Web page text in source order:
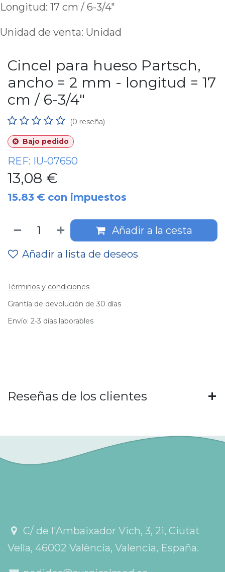
Longitud: 17 cm / 6-3/4"
Unidad de venta: Unidad
Cincel para hueso Partsch,
ancho = 2 mm - longitud = 17
cm / 6-3/4"
(0 reseña)
Bajo pedido
REF: IU-07650
13,08 €
15.83 € con impuestos
Añadir a la cesta
Añadir a lista de deseos
Términos y condiciones
Grantía de devolución de 30 días
Envío: 2-3 días laborables
Reseñas de los clientes
C/ de l'Ambaixador Vich, 3, 2i, Ciutat
Vella, 46002 València, Valencia, España.